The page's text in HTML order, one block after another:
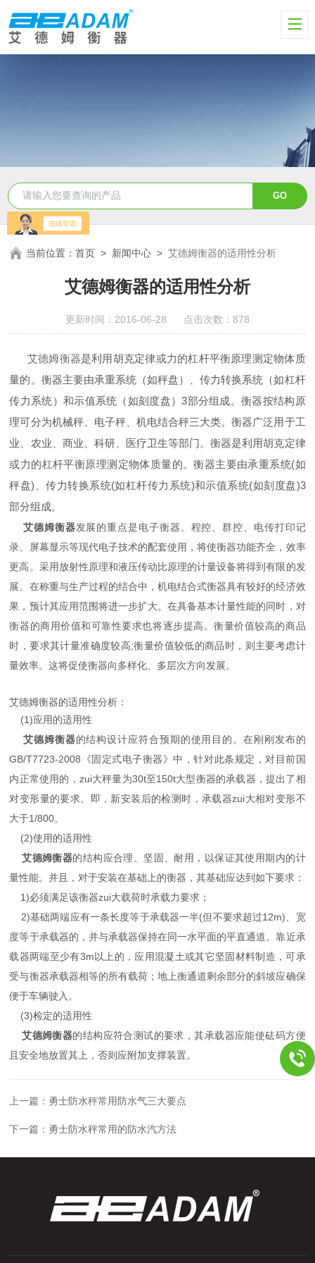
当前位置：首页 > 新闻中心 >艾德姆衡器的适用性分析
艾德姆衡器的适用性分析
更新时间：2016-06-28 点击次数：878
艾德姆衡器是利用胡克定律或力的杠杆平衡原理测定物体质
量的。衡器主要由承重系统（如秤盘）、传力转换系统（如杠杆
传力系统）和示值系统（如刻度盘）3部分组成。衡器按结构原
理可分为机械秤、电子秤、机电结合秤三大类。衡器广泛用于工
业、农业、商业、科研、医疗卫生等部门。衡器是利用胡克定律
或力的杠杆平衡原理测定物体质量的。衡器主要由承重系统(如
秤盘)、传力转换系统(如杠杆传力系统)和示值系统(如刻度盘)3
部分组成。
艾德姆衡器发展的重点是电子衡器。程控、群控、电传打印记
录、屏幕显示等现代电子技术的配套使用，将使衡器功能齐全，效率
更高。采用放射性原理和液压传动比原理的计量设备将得到有限的发
展。在称重与生产过程的结合中，机电结合式衡器具有较好的经济效
果，预计其应用范围将进一步扩大。在具备基本计量性能的同时，对
衡器的商用价值和可靠性要求也将逐步提高。衡量价值较高的商品
时，要求其计量准确度较高;衡量价值较低的商品时，则主要考虑计
量效率。这将促使衡器向多样化、多层次方向发展。
艾德姆衡器的适用性分析：
(1)应用的适用性
艾德姆衡器的结构设计应符合预期的使用目的。在刚刚发布的
GB/T7723-2008《固定式电子衡器》中，针对此条规定，对目前国
内正常使用的，zui大秤量为30t至150t大型衡器的承载器，提出了相
对变形量的要求。即，新安装后的检测时，承载器zui大相对变形不
大于1/800。
(2)使用的适用性
艾德姆衡器的结构应合理、坚固、耐用，以保证其使用期内的计
量性能。并且，对于安装在基础上的衡器，其基础应达到如下要求：
1)必须满足该衡器zui大载荷时承载力要求；
2)基础两端应有一条长度等于承载器一半(但不要求超过12m)、宽
度等于承载器的，并与承载器保持在同一水平面的平直通道。靠近承
载器两端至少有3m以上的，应用混凝土或其它坚固材料制造，可承
受与衡器承载器相等的所有载荷；地上衡通道剩余部分的斜坡应确保
便于车辆驶入。
(3)检定的适用性
艾德姆衡器的结构应符合测试的要求，其承载器应能使砝码方便
且安全地放置其上，否则应附加支撑装置。
上一篇： 勇士防水秤常用防水气三大要点
下一篇： 勇士防水秤常用的防水汽方法